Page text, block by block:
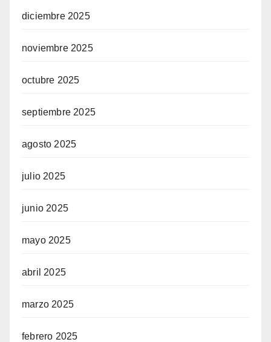
diciembre 2025
noviembre 2025
octubre 2025
septiembre 2025
agosto 2025
julio 2025
junio 2025
mayo 2025
abril 2025
marzo 2025
febrero 2025